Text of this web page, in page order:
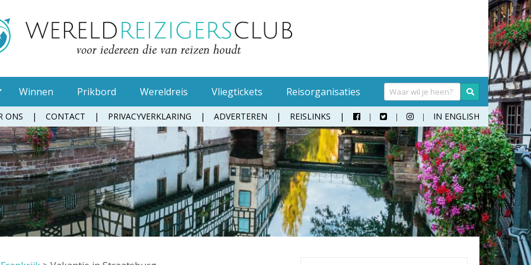
Muggenspray
Oordopjes
Tandenborstel
Toiletpapier
Waterfles
Handwasmiddel
Hangmat
Klamboe
Koffer
Moneybelt
Sokken
Teenslippers
Wandelschoenen
Zonnebril
Winnen Prikbord Wereldreis Vliegtickets Reisorganisaties
ONS CONTACT PRIVACYVERKLARING ADVERTEREN REISLINKS    IN ENGLISH